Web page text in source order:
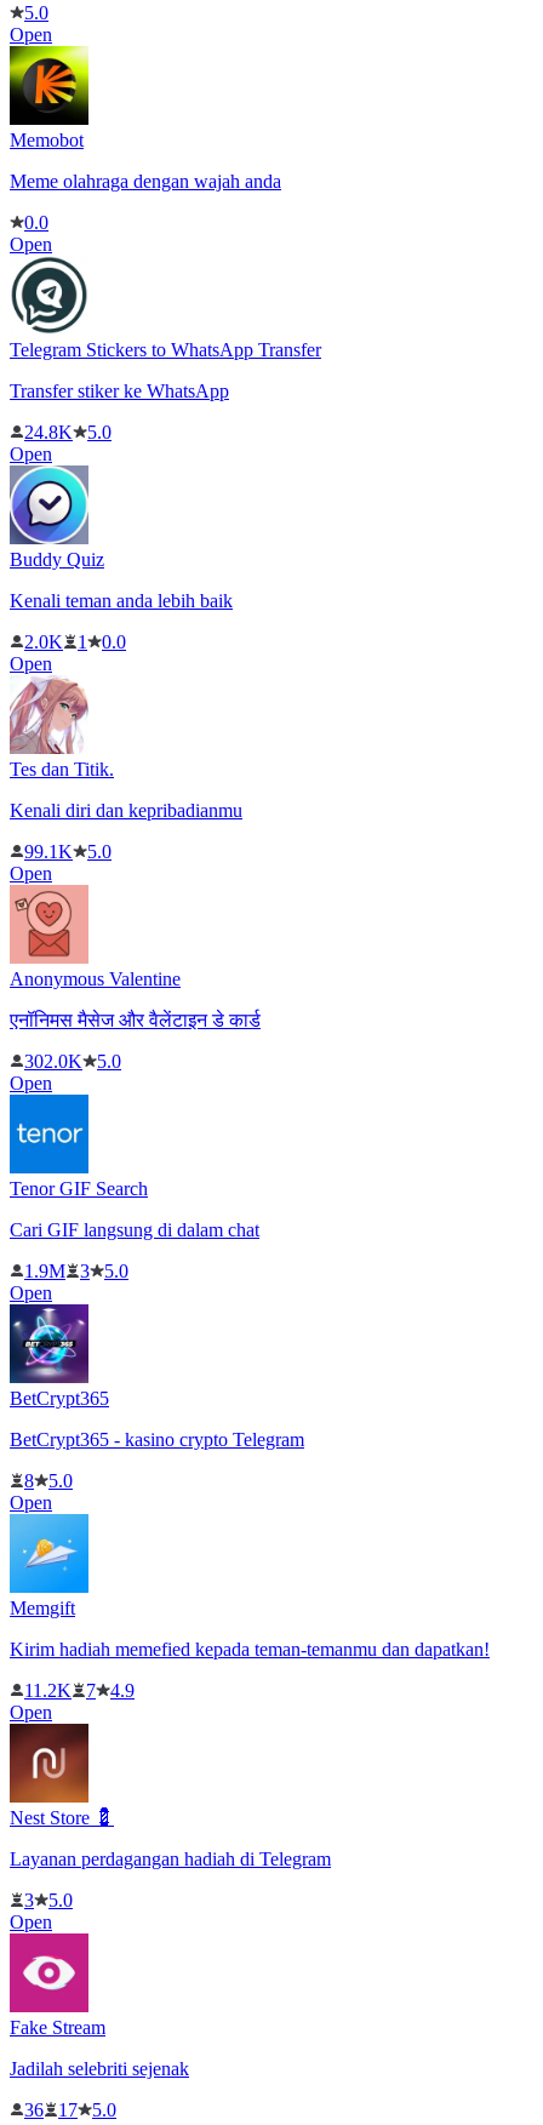
5.0
Open
Memobot
Meme olahraga dengan wajah anda
0.0
Open
Telegram Stickers to WhatsApp Transfer
Transfer stiker ke WhatsApp
24.8K
5.0
Open
Buddy Quiz
Kenali teman anda lebih baik
2.0K
1
0.0
Open
Tes dan Titik.
Kenali diri dan kepribadianmu
99.1K
5.0
Open
Anonymous Valentine
एनॉनिमस मैसेज और वैलेंटाइन डे कार्ड
302.0K
5.0
Open
Tenor GIF Search
Cari GIF langsung di dalam chat
1.9M
3
5.0
Open
BetCrypt365
BetCrypt365 - kasino crypto Telegram
8
5.0
Open
Memgift
Kirim hadiah memefied kepada teman-temanmu dan dapatkan!
11.2K
7
4.9
Open
Nest Store 💈
Layanan perdagangan hadiah di Telegram
3
5.0
Open
Fake Stream
Jadilah selebriti sejenak
36
17
5.0